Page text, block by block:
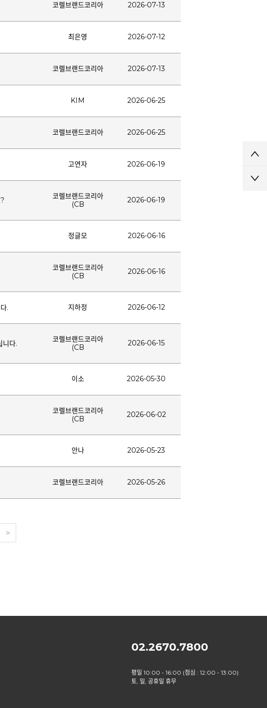
코렐브랜드코리아 2026-07-13
최은영 2026-07-12
코렐브랜드코리아 2026-07-13
KIM 2026-06-25
코렐브랜드코리아 2026-06-25
고연자 2026-06-19
코렐브랜드코리아
(CB
2026-06-19
정글모 2026-06-16
코렐브랜드코리아
(CB
2026-06-16
. 지하정 2026-06-12
니다.
코렐브랜드코리아
(CB
2026-06-15
이소 2026-05-30
코렐브랜드코리아
(CB
2026-06-02
안나 2026-05-23
코렐브랜드코리아 2026-05-26
>>
02.2670.7800
평일 10:00 - 16:00 (점심 : 12:00 - 13:00)
토, 일, 공휴일 휴무